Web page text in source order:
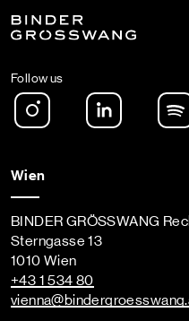
Follow us
Instagram LinkedIn
Wien
BINDER GRÖSSWANG
Sterngasse 13
1010 Wien
+43 1 534 80
vienna@bindergroesswang